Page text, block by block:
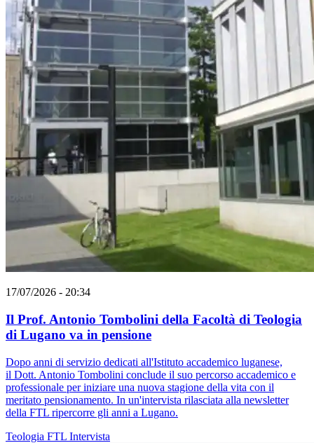
17/07/2026 - 20:34
Il Prof. Antonio Tombolini della Facoltà di Teologia
di Lugano va in pensione
Dopo anni di servizio dedicati all'Istituto accademico luganese,
il Dott. Antonio Tombolini conclude il suo percorso accademico e
professionale per iniziare una nuova stagione della vita con il
meritato pensionamento. In un'intervista rilasciata alla newsletter
della FTL ripercorre gli anni a Lugano.
Teologia FTL Intervista